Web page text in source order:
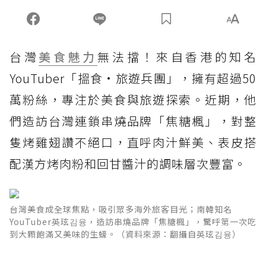
台灣 美食 魅力無法擋！來自香港的知名
YouTuber「搵食•旅遊兵團」，擁有超過50
萬粉絲，專注於美食與旅遊探索。近期，他
們造訪台灣連鎖串燒品牌「焦糖楓」，對整
隻烤雞翅讚不絕口，直呼肉汁鮮美、表皮搭
配漢方烤肉粉和回甘醬汁的調味層次豐富。
台灣美食成全球焦點，吸引眾多海外旅客目光；南韓知名
YouTuber英玹김융，造訪串燒品牌「焦糖楓」，驚呼第一次吃
到大顆飽滿又美味的生蠔。（資料來源：翻攝自英玹김융）